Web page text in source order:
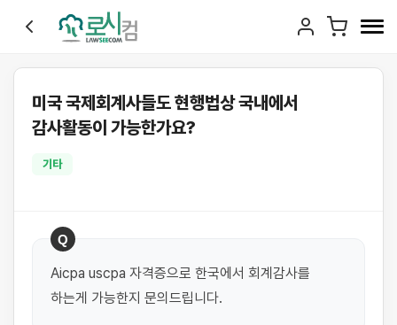
미국 국제회계사들도 현행법상 국내에서
감사활동이 가능한가요?
기타
Q
Aicpa uscpa 자격증으로 한국에서 회계감사를
하는게 가능한지 문의드립니다.